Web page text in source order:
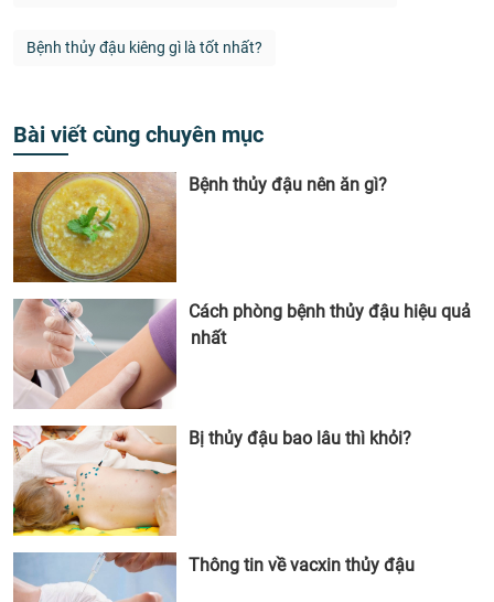
Bệnh thủy đậu kiêng gì là tốt nhất?
Bài viết cùng chuyên mục
Bệnh thủy đậu nên ăn gì?
Cách phòng bệnh thủy đậu hiệu quả
nhất
Bị thủy đậu bao lâu thì khỏi?
Thông tin về vacxin thủy đậu